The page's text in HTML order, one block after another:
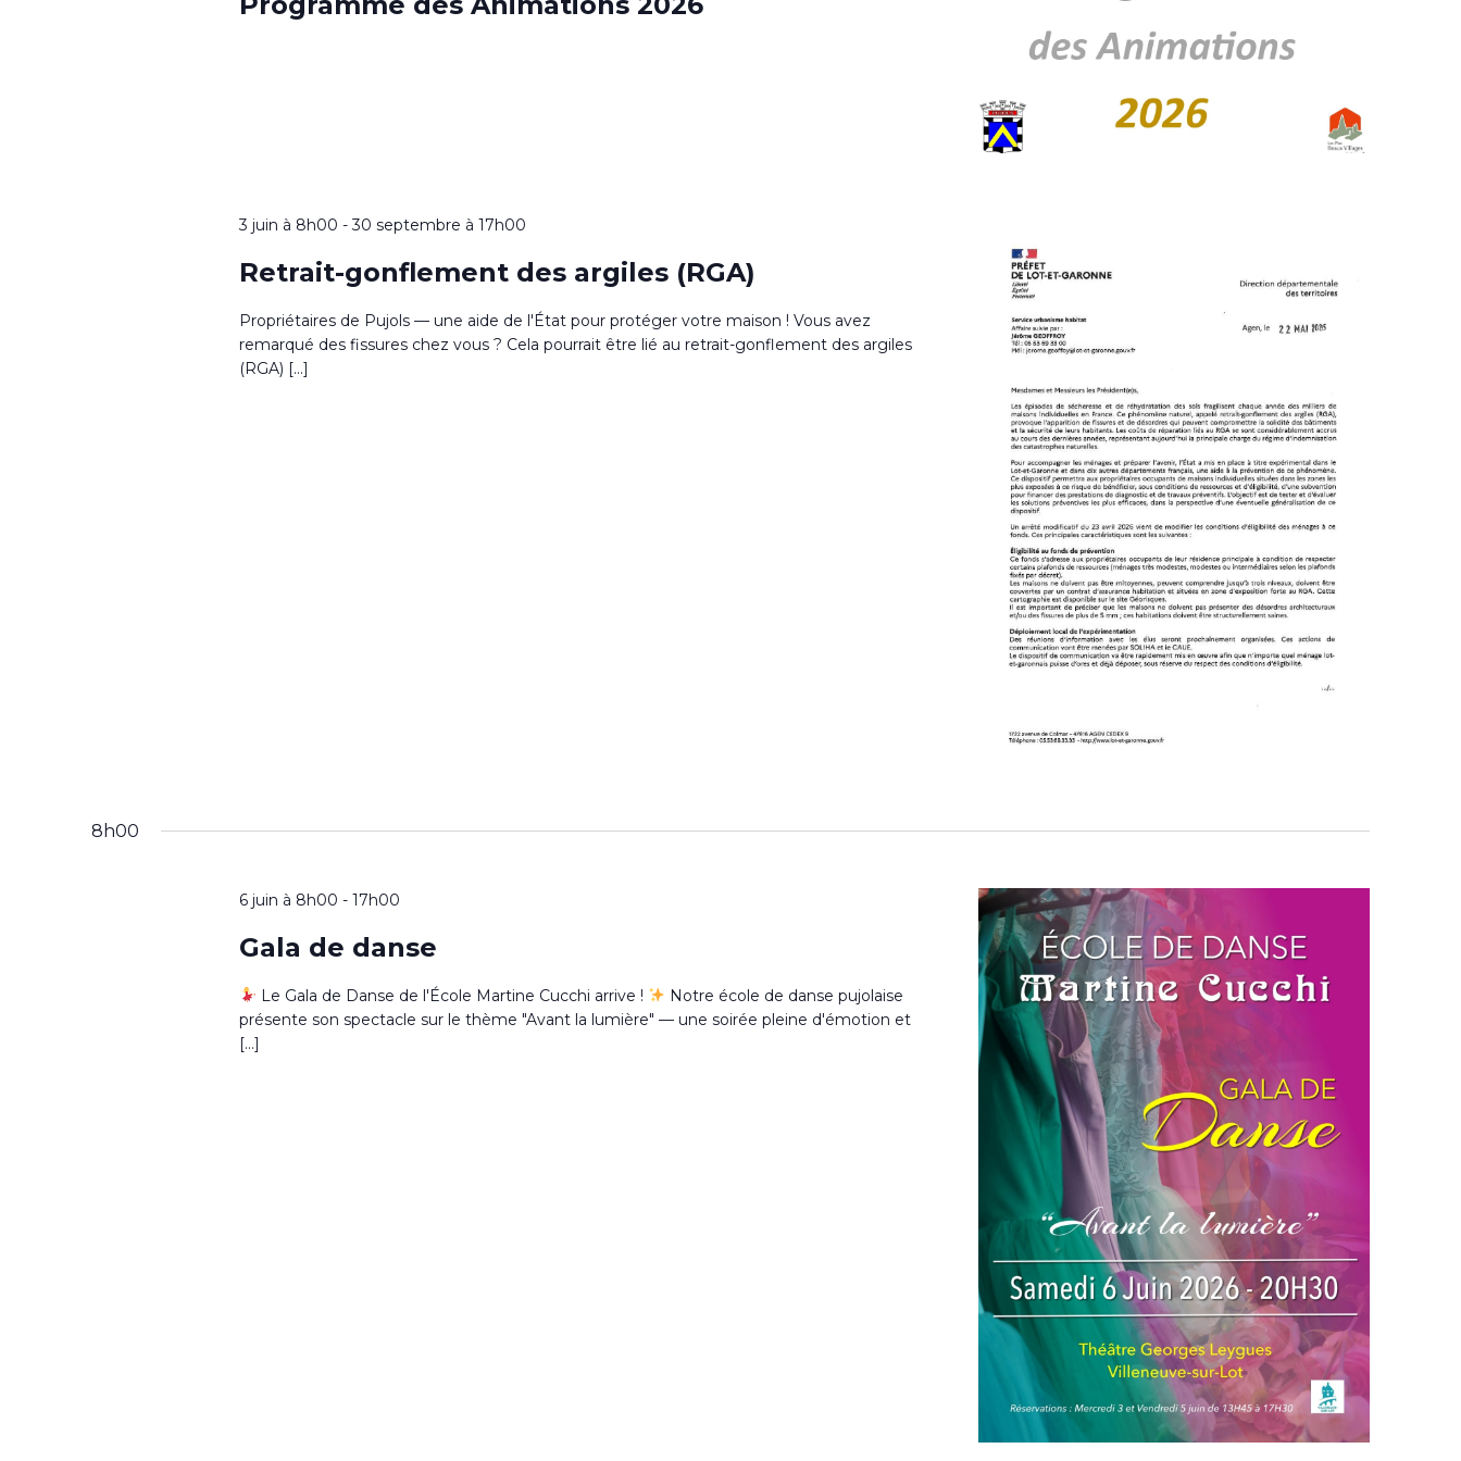
3 juin à 8h00 -30 septembre à 17h00
Retrait-gonflement des argiles (RGA)
Propriétaires de Pujols — une aide de l'État pour protéger votre maison ! Vous avez
remarqué des fissures chez vous ? Cela pourrait être lié au retrait-gonflement des argiles
(RGA) […]
8h00
6 juin à 8h00 - 17h00
Gala de danse
Le Gala de Danse de l'École Martine Cucchi arrive !
Notre école de danse pujolaise
présente son spectacle sur le thème "Avant la lumière" — une soirée pleine d'émotion et
[…]